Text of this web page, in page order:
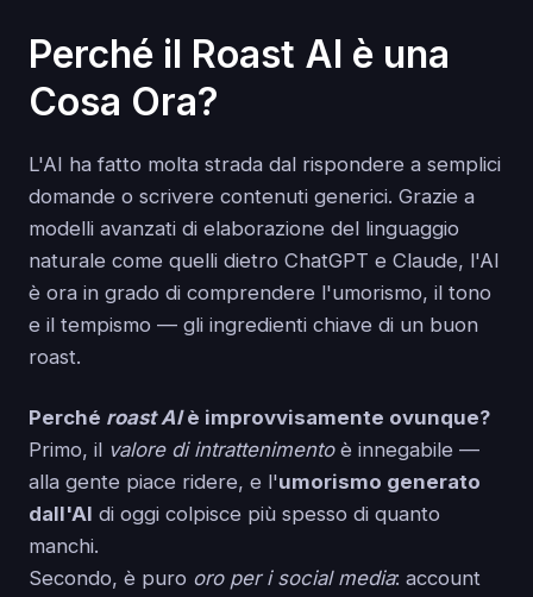
Perché il Roast AI è una
Cosa Ora?
L'AI ha fatto molta strada dal rispondere a semplici
domande o scrivere contenuti generici. Grazie a
modelli avanzati di elaborazione del linguaggio
naturale come quelli dietro ChatGPT e Claude, l'AI
è ora in grado di comprendere l'umorismo, il tono
e il tempismo — gli ingredienti chiave di un buon
roast.
Perché roast AIè improvvisamente ovunque?
Primo, il valore di intrattenimentoè innegabile —
alla gente piace ridere, e l'umorismo generato
dall'AI di oggi colpisce più spesso di quanto
manchi.
Secondo, è puro oro per i social media: account